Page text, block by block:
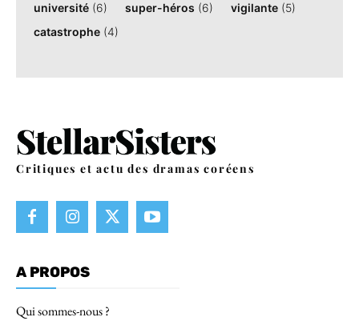
université (6) super-héros (6) vigilante (5)
catastrophe (4)
Critiques et actu des dramas coréens
A PROPOS
Qui sommes-nous ?